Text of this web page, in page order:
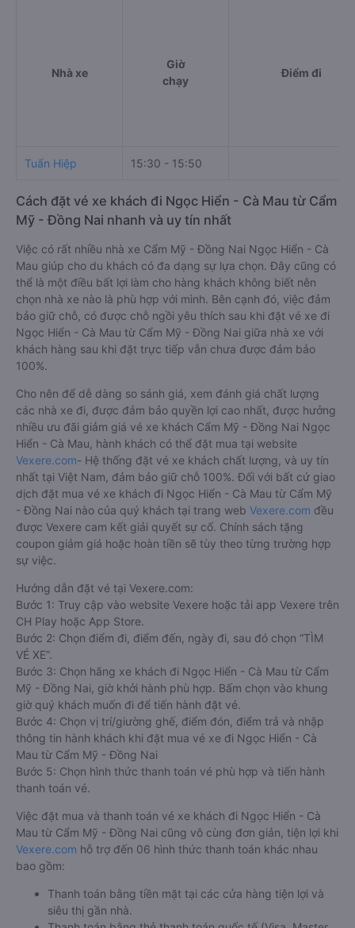
Nhà xe
Giờ
chạy
Điểm đi
Tuấn Hiệp 15:30 - 15:50
Cách đặt vé xe khách đi Ngọc Hiển - Cà Mau từ Cẩm
Mỹ - Đồng Nai nhanh và uy tín nhất
Việc có rất nhiều nhà xe Cẩm Mỹ - Đồng Nai Ngọc Hiển - Cà
Mau giúp cho du khách có đa dạng sự lựa chọn. Đây cũng có
thể là một điều bất lợi làm cho hàng khách không biết nên
chọn nhà xe nào là phù hợp với mình. Bên cạnh đó, việc đảm
bảo giữ chỗ, có được chỗ ngồi yêu thích sau khi đặt vé xe đi
Ngọc Hiển - Cà Mau từ Cẩm Mỹ - Đồng Nai giữa nhà xe với
khách hàng sau khi đặt trực tiếp vẫn chưa được đảm bảo
100%.
Cho nên để dễ dàng so sánh giá, xem đánh giá chất lượng
các nhà xe đi, được đảm bảo quyền lợi cao nhất, được hưởng
nhiều ưu đãi giảm giá vé xe khách Cẩm Mỹ - Đồng Nai Ngọc
Hiển - Cà Mau, hành khách có thể đặt mua tại website
Vexere.com- Hệ thống đặt vé xe khách chất lượng, và uy tín
nhất tại Việt Nam, đảm bảo giữ chỗ 100%. Đối với bất cứ giao
dịch đặt mua vé xe khách đi Ngọc Hiển - Cà Mau từ Cẩm Mỹ
- Đồng Nai nào của quý khách tại trang web Vexere.com đều
được Vexere cam kết giải quyết sự cố. Chính sách tặng
coupon giảm giá hoặc hoàn tiền sẽ tùy theo từng trường hợp
sự việc.
Hướng dẫn đặt vé tại Vexere.com:
Bước 1: Truy cập vào website Vexere hoặc tải app Vexere trên
CH Play hoặc App Store.
Bước 2: Chọn điểm đi, điểm đến, ngày đi, sau đó chọn “TÌM
VÉ XE”.
Bước 3: Chọn hãng xe khách đi Ngọc Hiển - Cà Mau từ Cẩm
Mỹ - Đồng Nai, giờ khởi hành phù hợp. Bấm chọn vào khung
giờ quý khách muốn đi để tiến hành đặt vé.
Bước 4: Chọn vị trí/giường ghế, điểm đón, điểm trả và nhập
thông tin hành khách khi đặt mua vé xe đi Ngọc Hiển - Cà
Mau từ Cẩm Mỹ - Đồng Nai
Bước 5: Chọn hình thức thanh toán vé phù hợp và tiến hành
thanh toán vé.
Việc đặt mua và thanh toán vé xe khách đi Ngọc Hiển - Cà
Mau từ Cẩm Mỹ - Đồng Nai cũng vô cùng đơn giản, tiện lợi khi
Vexere.com hỗ trợ đến 06 hình thức thanh toán khác nhau
bao gồm:
Thanh toán bằng tiền mặt tại các cửa hàng tiện lợi và
siêu thị gần nhà.